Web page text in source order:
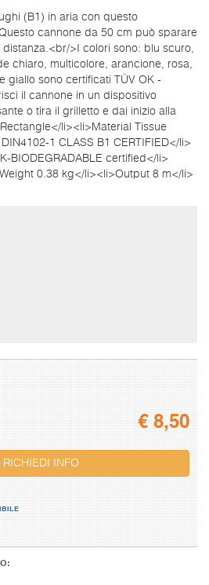
(B1) in aria con questo
cannone da 50 cm può sparare
>I colori sono: blu scuro,
chiaro, multicolore, arancione, rosa,
giallo sono certificati TÜV OK -
il cannone in un dispositivo
o tira il grilletto e dai inizio alla
li><li>Material Tissue
1 CLASS B1 CERTIFIED</li>
BIODEGRADABLE certified</li>
0.38 kg</li><li>Output 8 m</li>
€8,50
RICHIEDI INFO